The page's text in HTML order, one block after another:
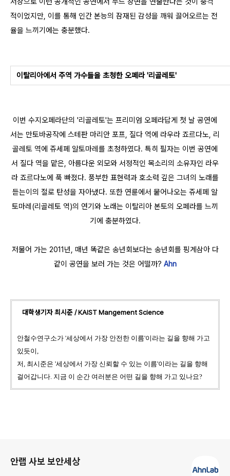
적이었지만, 이를 통해 인간 본능의 잠재된 감성을 깨워 끓어오르는 전
율을 느끼기에는 충분했다.
이탈리아에서 주역 가수들을 초청한 오페라 '리골레토'
이번 수지오페라단의 '리골레토'는 프리미엄 오페라답게 첫 날 공연에
서는 만토바공작에 스테판 마리안 포프, 질다 역에 라우라 죠르다노, 리
골레토 역에 쥬세페 알토마레를 초청하였다. 특히 필자는 이번 공연에
서 질다 역을 맡은, 아름다운 외모와 서정적인 목소리의 소유자인 라우
라 죠르다노에 푹 빠졌다. 풍부한 표현력과 호소력 깊은 그녀의 노래를
듣는이의 절로 탄성을 자아냈다. 또한 연륜에서 뭍어나오는 쥬세페 알
토마레(리골레토 역)의 연기와 노래는 이탈리아 본토의 오페라를 느끼
기에 충분하였다.
저물어 가는 2011년, 매년 똑같은 송년회보다는 송년회를 핑계삼아 다
같이 공연을 보러 가는 것은 어떨까? Ahn
대학생기자 최시준 / KAIST Mangement Science
안철수연구소가 '세상에서 가장 안전한 이름'이라는 길을 향해 가고
있듯이,
저, 최시준은 '세상에서 가장 신뢰할 수 있는 이름'이라는 길을 향해
걸어갑니다. 지금 이 순간 여러분은 어떤 길을 향해 가고 있나요?
안랩 사보 보안세상